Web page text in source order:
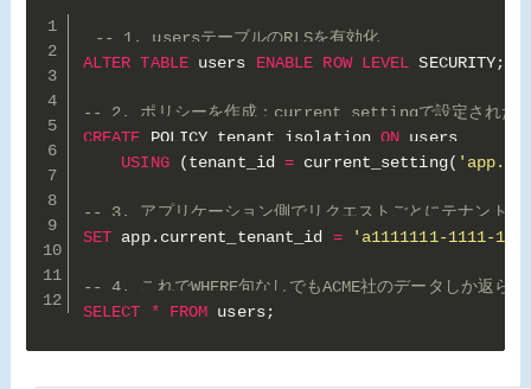
-- 1. usersテーブルのRLSを有効化
ALTER TABLE users ENABLE ROW LEVEL SECURITY;
-- 2. ポリシーを作成：current_settingで設定された
CREATE POLICY tenant_isolation ON users
USING
(tenant_id = current_setting(
-- 3. アプリケーション側でリクエストごとにテナントID
SET app. current_tenant_id = 'a1111111-1111-
-- 4. これでWHERE句なしでもACME社のデータしか返らな
SELECT
* FROM users;